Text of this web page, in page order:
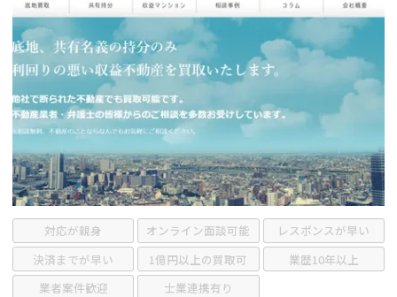
借地 共有持分
ゴミ屋敷 任意売却
リースバック
共有持分 底地
訳あり不動産 不動産投資
土地売却 不動産相続
借地 不動産リースバック
任意売却 空き家
アンケート調査
業者を探す
対応が親身 オンライン面談可能
レスポンスが早い
決済までが早い
1億円以上の買取可
業歴10年以上
業者案件歓迎
士業連携有り